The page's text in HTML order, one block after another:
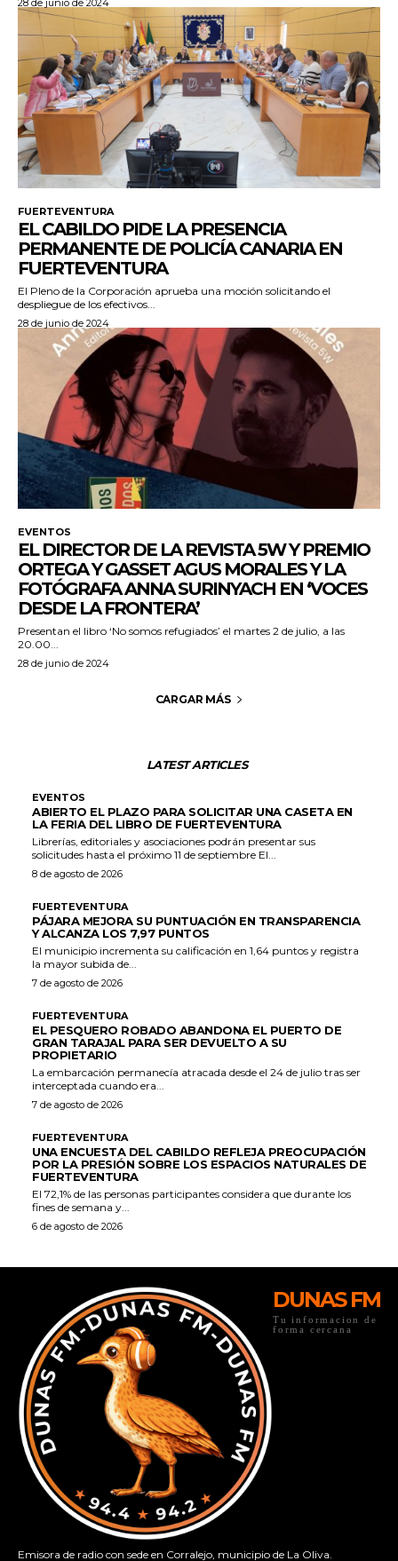
28 de junio de 2024
FUERTEVENTURA
EL CABILDO PIDE LA PRESENCIA
PERMANENTE DE POLICÍA CANARIA EN
FUERTEVENTURA
El Pleno de la Corporación aprueba una moción solicitando el
despliegue de los efectivos...
28 de junio de 2024
EVENTOS
EL DIRECTOR DE LA REVISTA 5W Y PREMIO
ORTEGA Y GASSET AGUS MORALES Y LA
FOTÓGRAFA ANNA SURINYACH EN ‘VOCES
DESDE LA FRONTERA’
Presentan el libro ‘No somos refugiados’ el martes 2 de julio, a las
20.00...
28 de junio de 2024
CARGAR MÁS
LATEST ARTICLES
EVENTOS
ABIERTO EL PLAZO PARA SOLICITAR UNA CASETA EN
LA FERIA DEL LIBRO DE FUERTEVENTURA
Librerías, editoriales y asociaciones podrán presentar sus
solicitudes hasta el próximo 11 de septiembre El...
8 de agosto de 2026
FUERTEVENTURA
PÁJARA MEJORA SU PUNTUACIÓN EN TRANSPARENCIA
Y ALCANZA LOS 7,97 PUNTOS
El municipio incrementa su calificación en 1,64 puntos y registra
la mayor subida de...
7 de agosto de 2026
FUERTEVENTURA
EL PESQUERO ROBADO ABANDONA EL PUERTO DE
GRAN TARAJAL PARA SER DEVUELTO A SU
PROPIETARIO
La embarcación permanecía atracada desde el 24 de julio tras ser
interceptada cuando era...
7 de agosto de 2026
FUERTEVENTURA
UNA ENCUESTA DEL CABILDO REFLEJA PREOCUPACIÓN
POR LA PRESIÓN SOBRE LOS ESPACIOS NATURALES DE
FUERTEVENTURA
El 72,1% de las personas participantes considera que durante los
fines de semana y...
6 de agosto de 2026
DUNAS FM
Tu informacion de
forma cercana
Emisora de radio con sede en Corralejo, municipio de La Oliva.